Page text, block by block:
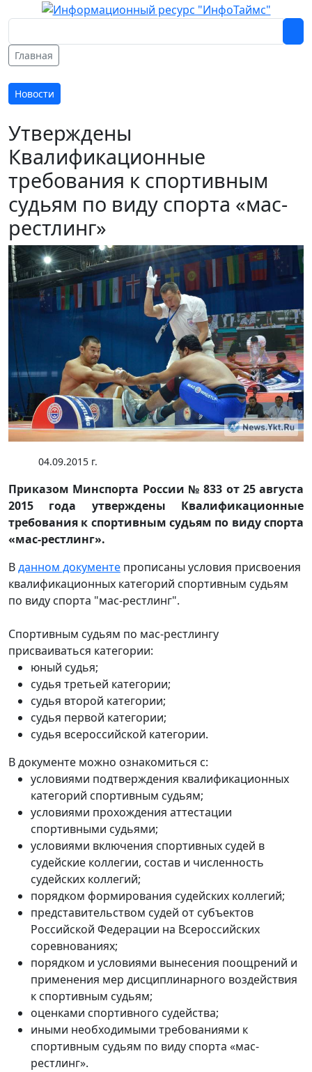
Главная
Новости
Утверждены
Квалификационные
требования к спортивным
судьям по виду спорта «мас-
рестлинг»
04.09.2015 г.
Приказом Минспорта России № 833 от 25 августа
2015 года утверждены Квалификационные
требования к спортивным судьям по виду спорта
«мас-рестлинг».
Вданном документе прописаны условия присвоения
квалификационных категорий спортивным судьям
по виду спорта "мас-рестлинг".
Спортивным судьям по мас-рестлингу
присваиваться категории:
юный судья;
судья третьей категории;
судья второй категории;
судья первой категории;
судья всероссийской категории.
В документе можно ознакомиться с:
условиями подтверждения квалификационных
категорий спортивным судьям;
условиями прохождения аттестации
спортивными судьями;
условиями включения спортивных судей в
судейские коллегии, состав и численность
судейских коллегий;
порядком формирования судейских коллегий;
представительством судей от субъектов
Российской Федерации на Всероссийских
соревнованиях;
порядком и условиями вынесения поощрений и
применения мер дисциплинарного воздействия
к спортивным судьям;
оценками спортивного судейства;
иными необходимыми требованиями к
спортивным судьям по виду спорта «мас-
рестлинг».